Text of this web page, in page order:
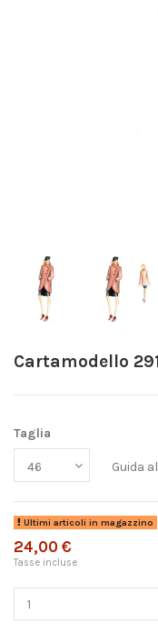
Cartamodello
Taglia
Guida
Ultimi articoli in magazzino
24,00 €
Tasse incluse